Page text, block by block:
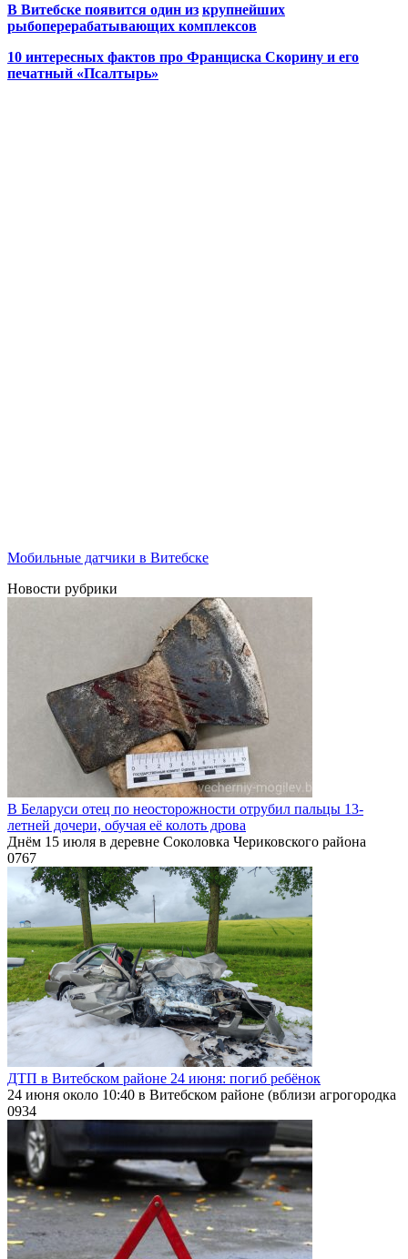
В Витебске появится один из крупнейших
рыбоперерабатывающих комплексов
10 интересных фактов про Франциска Скорину и его
печатный «Псалтырь»
Мобильные датчики в Витебске
Новости рубрики
В Беларуси отец по неосторожности отрубил пальцы 13-
летней дочери, обучая её колоть дрова
Днём 15 июля в деревне Соколовка Чериковского района
0767
ДТП в Витебском районе 24 июня: погиб ребёнок
24 июня около 10:40 в Витебском районе (вблизи агрогородка
0934